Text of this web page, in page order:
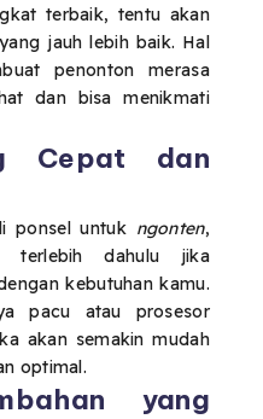
terbaik, tentu akan
jauh lebih baik. Hal
penonton merasa
dan bisa menikmati
Cepat dan
ponsel untuk ngonten,
terlebih dahulu jika
kebutuhan kamu.
pacu atau prosesor
akan semakin mudah
optimal.
yang